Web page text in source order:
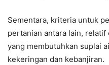
Sementara, kriteria untuk
pertanian antara lain, relatif
yang membutuhkan suplai
kekeringan dan kebanjiran.